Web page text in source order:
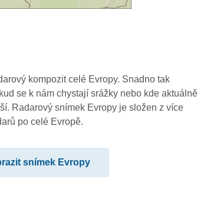
kompozit celé Evropy. Snadno tak
se k nám chystají srážky nebo kde aktuálně
Radarový snímek Evropy je složen z více
po celé Evropě.
snímek Evropy